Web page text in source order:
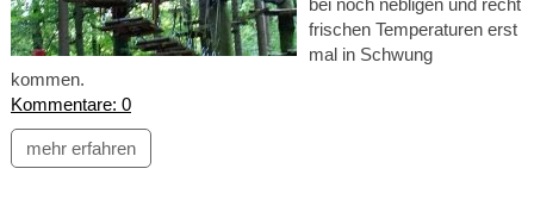
bei noch nebligen und recht
frischen Temperaturen erst
mal in Schwung
kommen.
Kommentare: 0
mehr erfahren